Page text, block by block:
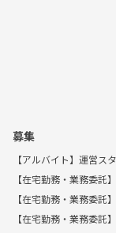
募集
【アルバイト】運営ス
【在宅勤務・業務委託
【在宅勤務・業務委託
【在宅勤務・業務委託